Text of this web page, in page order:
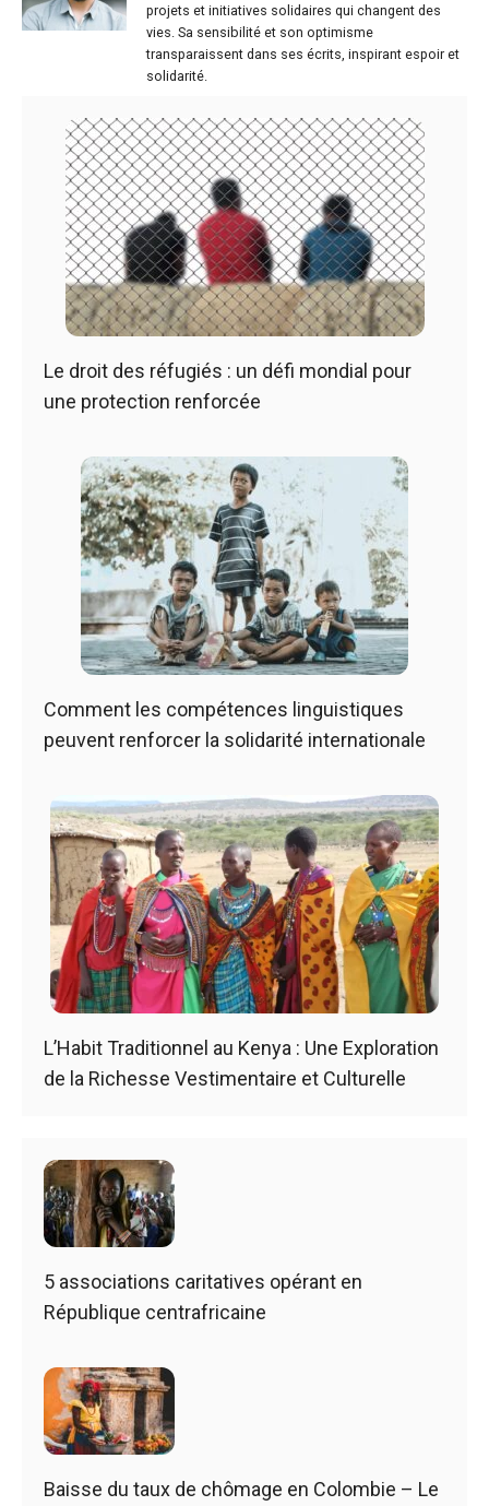
projets et initiatives solidaires qui changent des
vies. Sa sensibilité et son optimisme
transparaissent dans ses écrits, inspirant espoir et
solidarité.
Le droit des réfugiés : un défi mondial pour
une protection renforcée
Comment les compétences linguistiques
peuvent renforcer la solidarité internationale
L’Habit Traditionnel au Kenya : Une Exploration
de la Richesse Vestimentaire et Culturelle
5 associations caritatives opérant en
République centrafricaine
Baisse du taux de chômage en Colombie – Le